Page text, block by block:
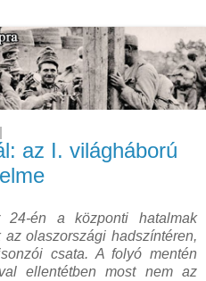
az I. világháború
24-én a központi hatalmak
olaszországi hadszíntéren,
csata. A folyó mentén
ellentétben most nem az